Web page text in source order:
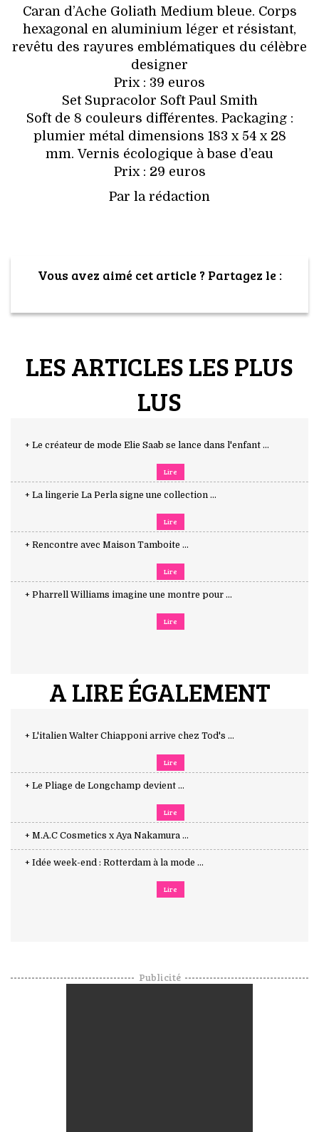
Caran d’Ache Goliath Medium bleue. Corps
hexagonal en aluminium léger et résistant,
revêtu des rayures emblématiques du célèbre
designer
Prix : 39 euros
Set Supracolor Soft Paul Smith
Soft de 8 couleurs différentes. Packaging :
plumier métal dimensions 183 x 54 x 28
mm. Vernis écologique à base d’eau
Prix : 29 euros
Par la rédaction
Vous avez aimé cet article ? Partagez le :
LES ARTICLES LES PLUS
LUS
+ Le créateur de mode Elie Saab se lance dans l'enfant ...
Lire
+ La lingerie La Perla signe une collection ...
Lire
+ Rencontre avec Maison Tamboite ...
Lire
+ Pharrell Williams imagine une montre pour ...
Lire
A LIRE ÉGALEMENT
+ L'italien Walter Chiapponi arrive chez Tod's ...
Lire
+ Le Pliage de Longchamp devient ...
Lire
+ M.A.C Cosmetics x Aya Nakamura ...
+ Idée week-end : Rotterdam à la mode ...
Lire
Publicité